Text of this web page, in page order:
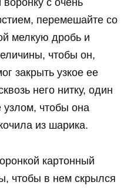
с очень
перемешайте со
мелкую дробь и
чтобы он,
закрыть узкое ее
него нитку, один
узлом, чтобы она
из шарика.
картонный
чтобы в нем скрылся